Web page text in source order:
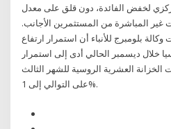
لخفض الفائدة، دون قلق على معدل
غير المباشرة من المستثمرين الأجانب.
ذكرت وكالة بلومبرج للأنباء أن استمرار ارتفاع
خلال ديسمبر الحالي أدى إلى استمرار
العشرية الروسية للشهر الثالث
على التوالي إلى 1%.